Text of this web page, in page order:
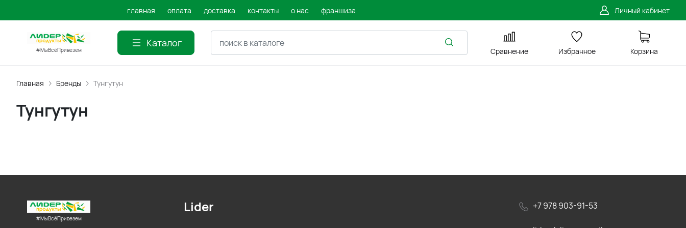
главная оплата доставка контакты о нас франшиза Личный кабинет
#МыВсёПривезем
Каталог
Сравнение Избранное Корзина
Главная Бренды Тунгутун
Тунгутун
#МыВсёПривезем
+7 978 903-91-53
Lider